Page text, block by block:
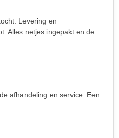
Levering en
Alles netjes ingepakt en de
afhandeling en service. Een